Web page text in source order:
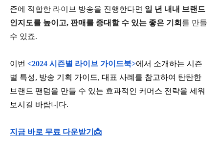
즌에 적합한 라이브 방송을 진행한다면 일 년 내내 브랜드
인지도를 높이고, 판매를 증대할 수 있는 좋은 기회 를 만들
수 있죠.
이번 <2024 시즌별 라이브 가이드북>에서 소개하는 시즌
별 특성, 방송 기획 가이드, 대표 사례를 참고하여 탄탄한
브랜드 팬덤을 만들 수 있는 효과적인 커머스 전략을 세워
보시길 바랍니다.
지금 바로 무료 다운받기📩